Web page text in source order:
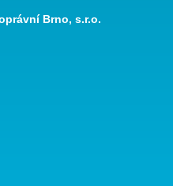
Brno, s.r.o.